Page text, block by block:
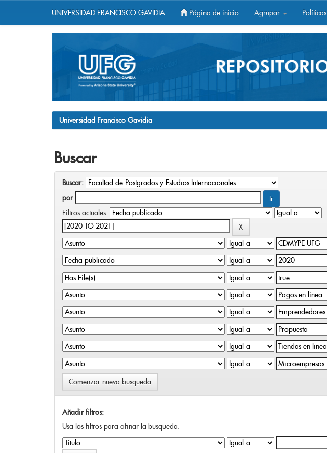
UNIVERSIDAD FRANCISCO GAVIDIA Página de inicio Agrupar Políticas
Universidad Francisco Gavidia
Buscar
Buscar:
por
Filtros actuales:
Comenzar nueva busqueda
Añadir filtros:
Usa los filtros para afinar la busqueda.